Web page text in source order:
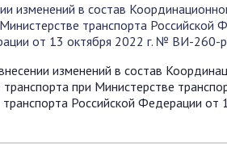
в состав
транспорта Российской
от 13 октября 2022 г. № ВИ-260-
изменений в состав
при Министерстве
Российской Федерации от